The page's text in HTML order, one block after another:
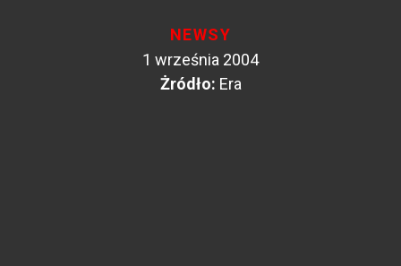
NEWSY
1 września 2004
Żródło: Era